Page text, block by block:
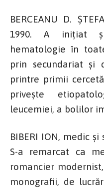
BERCEANU D.
1990. A inițiat
hematologie în
prin secundariat și
printre primii
privește
leucemiei, a bolilor
BIBERI ION, medic și
S-a remarcat ca
romancier
monografii, de